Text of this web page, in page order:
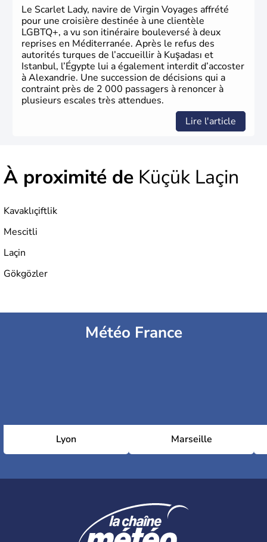
Le Scarlet Lady, navire de Virgin Voyages affrété
pour une croisière destinée à une clientèle
LGBTQ+, a vu son itinéraire bouleversé à deux
reprises en Méditerranée. Après le refus des
autorités turques de l’accueillir à Kuşadası et
Istanbul, l’Égypte lui a également interdit d’accoster
à Alexandrie. Une succession de décisions qui a
contraint près de 2 000 passagers à renoncer à
plusieurs escales très attendues.
Lire l'article
À proximité de Küçük Laçin
Kavaklıçiftlik
Mescitli
Laçin
Gökgözler
Météo France
Lyon Marseille